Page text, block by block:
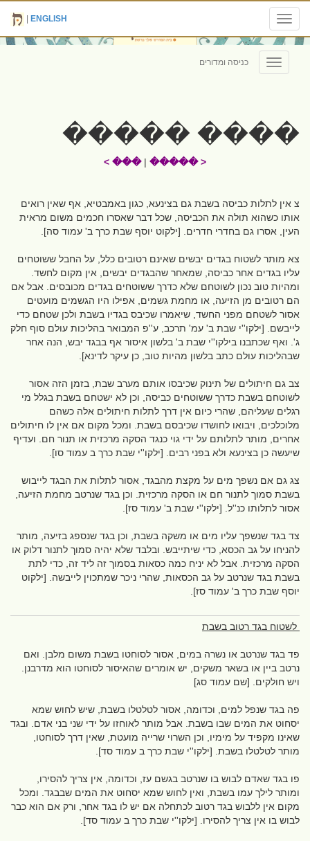
Toggle
navigation
ENGLISH
Toggle
navigation
כניסה ומדורים
���� �����
< �����
|
��� >
צ אין לתלות כביסה בשבת גם בצינעא, כגון באמבטיא, אף שאין רואים
אותו כשהוא תולה את הכביסה, שכל דבר שאסרו חכמים משום מראית
העין, אסרו גם בחדרי חדרים. [ילקוט יוסף שבת כרך ב' עמוד סה].
צא מותר לשטוח בגדים יבשים שאינם רטובים כלל, על החבל ששוטחים
עליו בגדים אחר כביסה, שמאחר שהבגדים יבשים, אין מקום לחשד.
ומהיות טוב נכון לשוטחם שלא כדרך ששוטחים בגדים מכובסים. אבל אם
הם רטובים מן הזיעה, או מחמת גשמים, אפילו היו הגשמים מועטים
אסור לשטחם מפני החשד, שיאמרו שכיבס בגדיו בשבת ולכן שטחם כדי
לייבשם. [ילקו''י שבת ב' עמ' תרכב, ע''פ המבואר בהליכות עולם סוף חלק
ג'. ואף שכתבנו בילקו''י שבת ב' בלשון איסור אף בבגד יבש, הנה אחר
שבהליכות עולם כתב בלשון מהיות טוב, כן עיקר לדינא].
צב גם חיתולים של תינוק שכיבסו אותם מערב שבת, בזמן הזה אסור
לשוטחם בשבת כדרך ששוטחים כביסה, וכן לא ישטחם בשבת בגלל מי
רגלים שעליהם, שהרי כיום אין דרך לתלות חיתולים אלה כשהם
מלוכלכים, ויבואו לחושדו שכיבסם בשבת. ומכל מקום אם אין לו חיתולים
אחרים, מותר לתלותם על ידי גוי כנגד הסקה מרכזית או תנור חם. ועדיף
שיעשה כן בצינעא ולא בפני רבים. [ילקו''י שבת כרך ב עמוד סו].
צג גם אם נשפך מים על מקצת מהבגד, אסור לתלות את הבגד לייבוש
בשבת סמוך לתנור חם או הסקה מרכזית. וכן בגד שנרטב מחמת הזיעה,
אסור לתלותו כנ''ל. [ילקו''י שבת ב' עמוד סז].
צד בגד שנשפך עליו מים או משקה בשבת, וכן בגד שנספג בזיעה, מותר
להניחו על גב הכסא, כדי שיתייבש. ובלבד שלא יהיה סמוך לתנור דלוק או
הסקה מרכזית. אבל לא יניח כמה כסאות בסמוך זה ליד זה, כדי לתת
בשבת בגד שנרטב על גב הכסאות, שהרי ניכר שמתכוין לייבשה. [ילקוט
יוסף שבת כרך ב' עמוד סז].
לשטוח בגד רטוב בשבת
פד בגד שנרטב או נשרה במים, אסור לסוחטו בשבת משום מלבן. ואם
נרטב ביין או בשאר משקים, יש אומרים שהאיסור לסוחטו הוא מדרבנן.
ויש חולקים. [שם עמוד סג]
פה בגד שנפל למים, וכדומה, אסור לטלטלו בשבת, שיש לחוש שמא
יסחוט את המים שבו בשבת. אבל מותר לאוחזו על ידי שני בני אדם. ובגד
שאינו מקפיד על מימיו, וכן השרוי שרייה מועטת, שאין דרך לסוחטו,
מותר לטלטלו בשבת. [ילקו''י שבת כרך ב עמוד סד].
פו בגד שאדם לבוש בו שנרטב בגשם עז, וכדומה, אין צריך להסירו,
ומותר לילך עמו בשבת, ואין לחוש שמא יסחוט את המים שבבגד. ומכל
מקום אין ללבוש בגד רטוב לכתחלה אם יש לו בגד אחר, ורק אם הוא כבר
לבוש בו אין צריך להסירו. [ילקו''י שבת כרך ב עמוד סד].